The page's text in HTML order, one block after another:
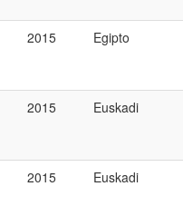
2015 Egipto
2015 Euskadi
2015 Euskadi